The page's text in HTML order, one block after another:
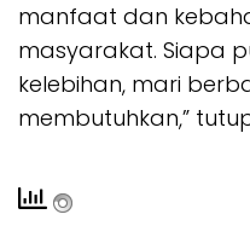
manfaat dan
masyarakat. Siapa
kelebihan, mari
membutuhkan,”